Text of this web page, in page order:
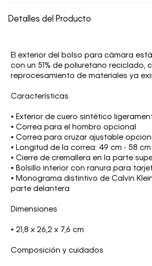
Detalles del Producto
El exterior del bolso para cámara
con un 51% de poliuretano reciclado,
reprocesamiento de materiales ya
Características
• Exterior de cuero sintético
• Correa para el hombro opcional
• Correa para cruzar ajustable
• Longitud de la correa: 49 cm - 58 cm
• Cierre de cremallera en la parte
• Bolsillo interior con ranura para
• Monograma distintivo de Calvin
parte delantera
Dimensiones
• 21,8 x 26,2 x 7,6 cm
Composición y cuidados